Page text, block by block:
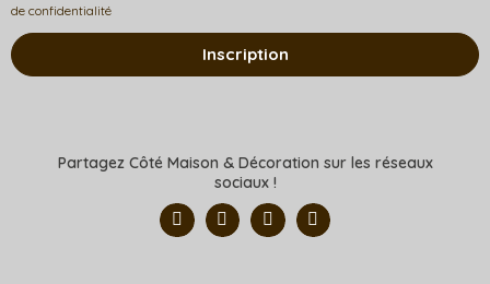
de confidentialité
Inscription
Partagez Côté Maison & Décoration sur les réseaux
sociaux !